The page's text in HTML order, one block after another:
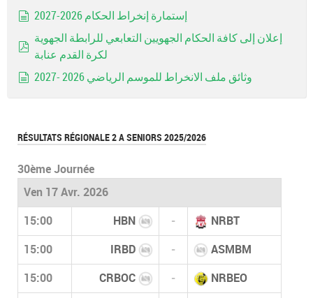
إستمارة إنخراط الحكام 2026-2027
pdf
إعلان إلى كافة الحكام الجهويين التعابعي للرابطة الجهوية
لكرة القدم عنابة
وثائق ملف الانخراط للموسم الرياضي 2026 -2027
RÉSULTATS RÉGIONALE 2 A SENIORS 2025/2026
30ème Journée
Ven 17 Avr. 2026
15:00 HBN - NRBT
15:00 IRBD - ASMBM
15:00 CRBOC - NRBEO